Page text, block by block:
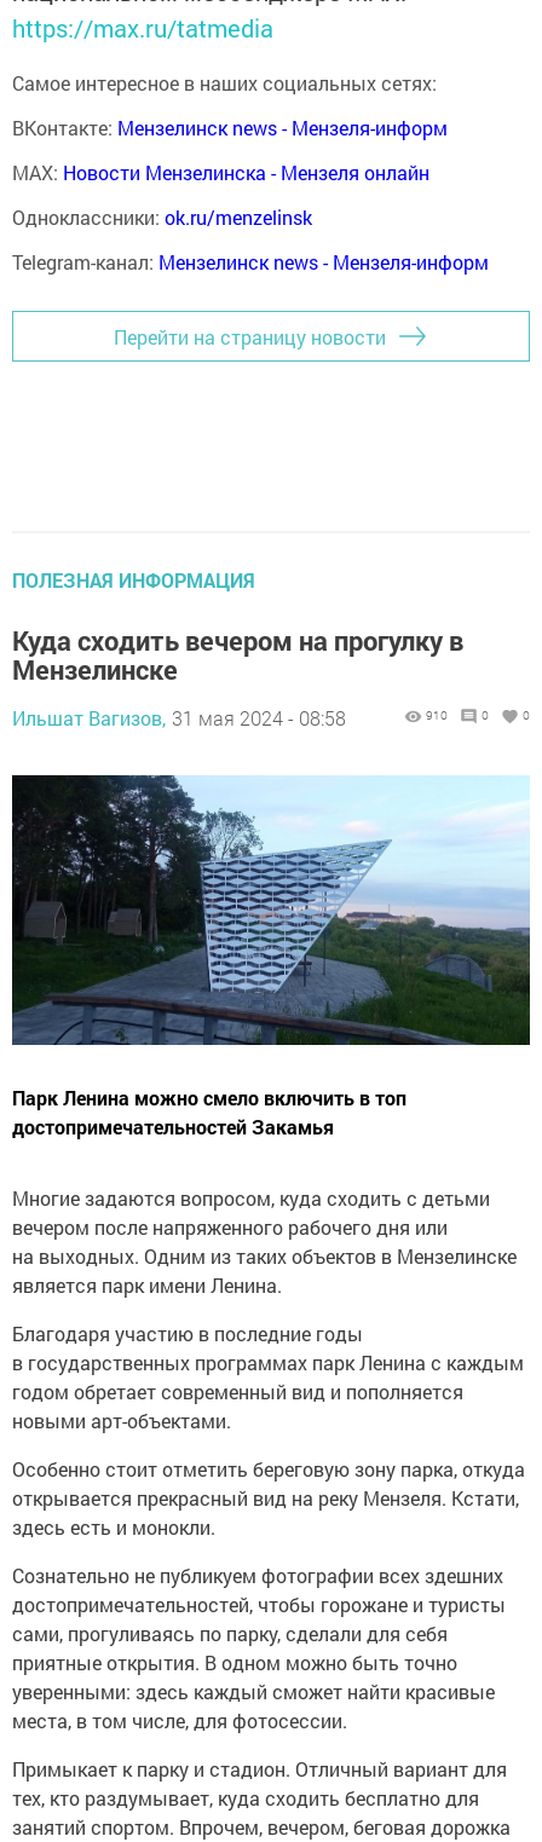
https://max.ru/tatmedia
Самое интересное в наших социальных сетях:
ВКонтакте: Мензелинск news - Мензеля-информ
MAX: Новости Мензелинска - Мензеля онлайн
Одноклассники: ok.ru/menzelinsk
Telegram-канал: Мензелинск news - Мензеля-информ
Перейти на страницу новости
ПОЛЕЗНАЯ ИНФОРМАЦИЯ
Куда сходить вечером на прогулку в
Мензелинске
Ильшат Вагизов, 31 мая 2024 - 08:58 910 0 0
Парк Ленина можно смело включить в топ
достопримечательностей Закамья
Многие задаются вопросом, куда сходить с детьми
вечером после напряженного рабочего дня или
на выходных. Одним из таких объектов в Мензелинске
является парк имени Ленина.
Благодаря участию в последние годы
в государственных программах парк Ленина с каждым
годом обретает современный вид и пополняется
новыми арт-объектами.
Особенно стоит отметить береговую зону парка, откуда
открывается прекрасный вид на реку Мензеля. Кстати,
здесь есть и монокли.
Сознательно не публикуем фотографии всех здешних
достопримечательностей, чтобы горожане и туристы
сами, прогуливаясь по парку, сделали для себя
приятные открытия. В одном можно быть точно
уверенными: здесь каждый сможет найти красивые
места, в том числе, для фотосессии.
Примыкает к парку и стадион. Отличный вариант для
тех, кто раздумывает, куда сходить бесплатно для
занятий спортом. Впрочем, вечером, беговая дорожка